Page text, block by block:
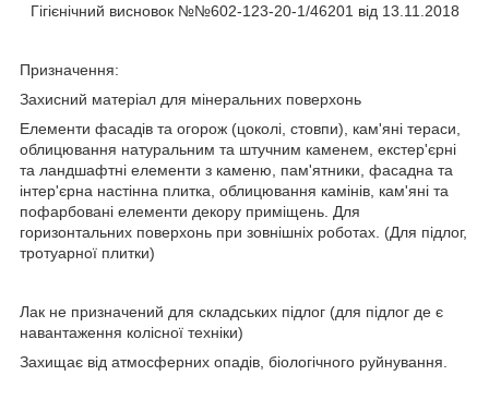
Гігієнічний висновок №№602-123-20-1/46201 від 13.11.2018
Призначення:
Захисний матеріал для мінеральних поверхонь
Елементи фасадів та огорож (цоколі, стовпи), кам'яні тераси,
облицювання натуральним та штучним каменем, екстер'єрні
та ландшафтні елементи з каменю, пам'ятники, фасадна та
інтер'єрна настінна плитка, облицювання камінів, кам'яні та
пофарбовані елементи декору приміщень. Для
горизонтальних поверхонь при зовнішніх роботах. (Для підлог,
тротуарної плитки)
Лак не призначений для складських підлог (для підлог де є
навантаження колісної техніки)
Захищає від атмосферних опадів, біологічного руйнування.